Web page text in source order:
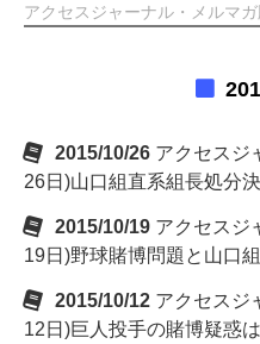
アクセスジャーナル・メルマガ
2015/10/26 アクセスジ
26日)山口組直系組長処分
2015/10/19 アクセスジ
19日)野球賭博問題と山口
2015/10/12 アクセスジ
12日)巨人投手の賭博疑惑